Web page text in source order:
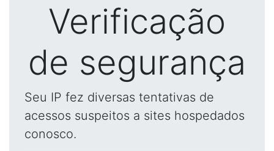
Verificação
de segurança
Seu IP fez diversas tentativas de
acessos suspeitos a sites hospedados
conosco.